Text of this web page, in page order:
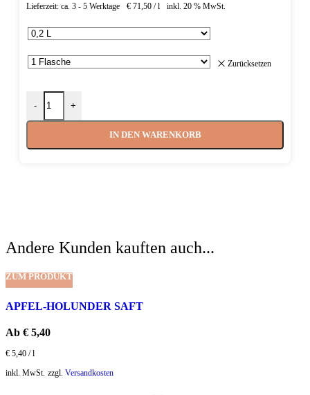
Lieferzeit: ca. 3 - 5 Werktage € 71,50 /l inkl. 20 % MwSt.
Zurücksetzen
- +
IN DEN WARENKORB
Andere Kunden kauften auch...
ZUM PRODUKT
APFEL-HOLUNDER SAFT
Ab € 5,40
€ 5,40 /l
inkl. MwSt. zzgl. Versandkosten